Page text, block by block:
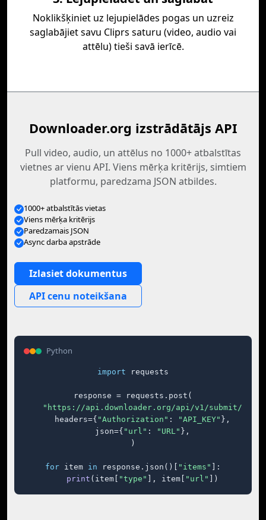
Noklikšķiniet uz lejupielādes pogas un uzreiz
saglabājiet savu Cliprs saturu (video, audio vai
attēlu) tieši savā ierīcē.
Downloader.org izstrādātājs API
Pull video, audio, un attēlus no 1000+ atbalstītas
vietnes ar vienu API. Viens mērķa kritērijs, simtiem
platformu, paredzama JSON atbildes.
1000+ atbalstītās vietas
Viens mērķa kritērijs
Paredzamais JSON
Async darba apstrāde
Izlasiet dokumentus
API cenu noteikšana
Python
import requests
response = requests.post(
"https://api.downloader.org/api/v1/submit/"
    headers={
"Authorization" : "API_KEY" },
    json={
"url" : "URL" },
)
for item in response.json()[ "items"
]:
print (item[ "type" ], item[ "url" ])